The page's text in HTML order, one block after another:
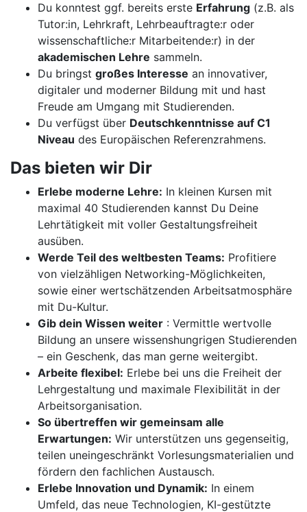
Du konntest ggf. bereits erste Erfahrung (z.B. als
Tutor:in, Lehrkraft, Lehrbeauftragte:r oder
wissenschaftliche:r Mitarbeitende:r) in der
akademischen Lehre sammeln.
Du bringst großes Interesse an innovativer,
digitaler und moderner Bildung mit und hast
Freude am Umgang mit Studierenden.
Du verfügst über Deutschkenntnisse auf C1
Niveau des Europäischen Referenzrahmens.
Das bieten wir Dir
Erlebe moderne Lehre: In kleinen Kursen mit
maximal 40 Studierenden kannst Du Deine
Lehrtätigkeit mit voller Gestaltungsfreiheit
ausüben.
Werde Teil des weltbesten Teams: Profitiere
von vielzähligen Networking-Möglichkeiten,
sowie einer wertschätzenden Arbeitsatmosphäre
mit Du-Kultur.
Gib dein Wissen weiter : Vermittle wertvolle
Bildung an unsere wissenshungrigen Studierenden
– ein Geschenk, das man gerne weitergibt.
Arbeite flexibel: Erlebe bei uns die Freiheit der
Lehrgestaltung und maximale Flexibilität in der
Arbeitsorganisation.
So übertreffen wir gemeinsam alle
Erwartungen: Wir unterstützen uns gegenseitig,
teilen uneingeschränkt Vorlesungsmaterialien und
fördern den fachlichen Austausch.
Erlebe Innovation und Dynamik: In einem
Umfeld, das neue Technologien, KI-gestützte